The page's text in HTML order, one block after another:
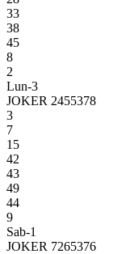
33
38
45
8
2
Lun-3
JOKER 2455378
3
7
15
42
43
49
44
9
Sab-1
JOKER 7265376